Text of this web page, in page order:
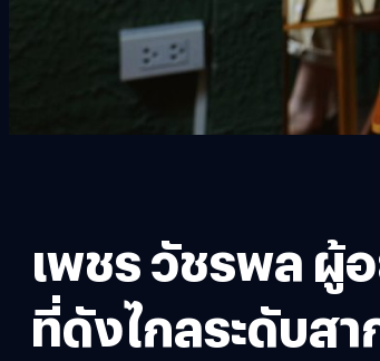
เพชร วัชรพล ผู้
ที่ดังไกลระดับสา